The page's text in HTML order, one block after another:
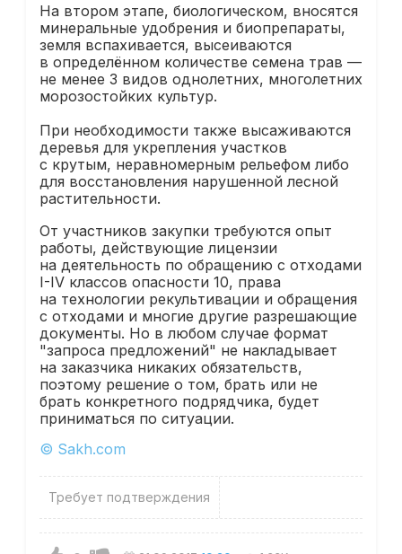
На втором этапе, биологическом, вносятся
минеральные удобрения и биопрепараты,
земля вспахивается, высеиваются
в определённом количестве семена трав —
не менее 3 видов однолетних, многолетних
морозостойких культур.
При необходимости также высаживаются
деревья для укрепления участков
с крутым, неравномерным рельефом либо
для восстановления нарушенной лесной
растительности.
От участников закупки требуются опыт
работы, действующие лицензии
на деятельность по обращению с отходами
I-IV классов опасности 10, права
на технологии рекультивации и обращения
с отходами и многие другие разрешающие
документы. Но в любом случае формат
"запроса предложений" не накладывает
на заказчика никаких обязательств,
поэтому решение о том, брать или не
брать конкретного подрядчика, будет
приниматься по ситуации.
© Sakh.com
Требует подтверждения